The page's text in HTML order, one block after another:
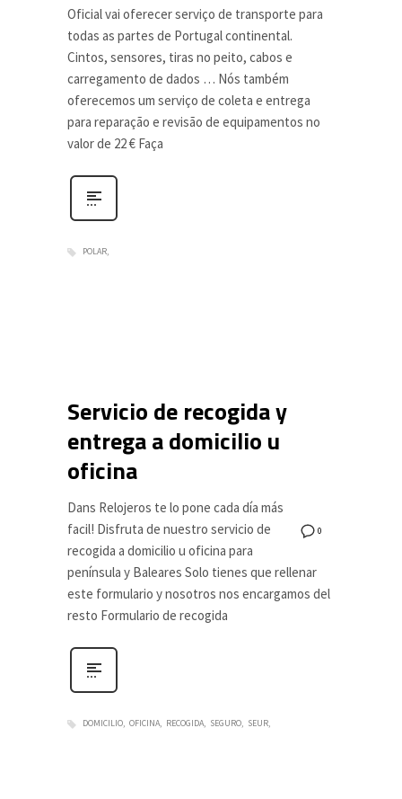
Oficial vai oferecer serviço de transporte para
todas as partes de Portugal continental.
Cintos, sensores, tiras no peito, cabos e
carregamento de dados … Nós também
oferecemos um serviço de coleta e entrega
para reparação e revisão de equipamentos no
valor de 22 € Faça
POLAR
Servicio de recogida y
entrega a domicilio u
oficina
0
Dans Relojeros te lo pone cada día más
facil! Disfruta de nuestro servicio de
recogida a domicilio u oficina para
península y Baleares Solo tienes que rellenar
este formulario y nosotros nos encargamos del
resto Formulario de recogida
DOMICILIO OFICINA RECOGIDA SEGURO SEUR